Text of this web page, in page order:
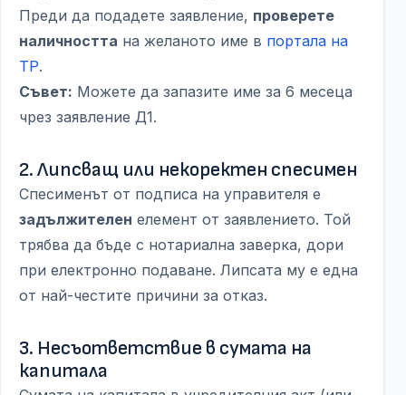
Преди да подадете заявление, проверете
наличността на желаното име в портала на
ТР.
Съвет: Можете да запазите име за 6 месеца
чрез заявление Д1.
2. Липсващ или некоректен спесимен
Спесименът от подписа на управителя е
задължителен елемент от заявлението. Той
трябва да бъде с нотариална заверка, дори
при електронно подаване. Липсата му е една
от най-честите причини за отказ.
3. Несъответствие в сумата на
капитала